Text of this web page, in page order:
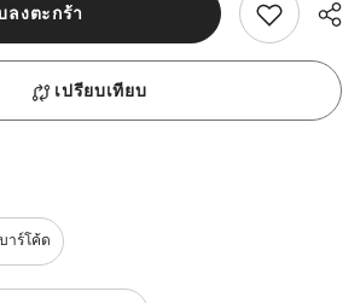
ลงตะกร้า สนใจสิ้นค้านี้
เปรียบเทียบ
าร์โค้ด